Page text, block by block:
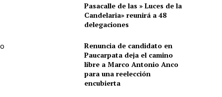
Pasacalle de las » Luces de la
Candelaria» reunirá a 48
delegaciones
Renuncia de candidato en
Paucarpata deja el camino
libre a Marco Antonio Anco
para una reelección
encubierta